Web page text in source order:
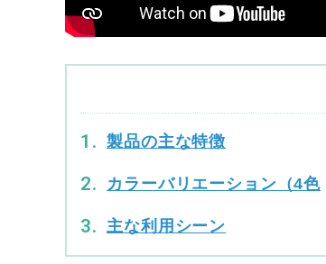
製品の主な特徴
カラーバリエーション（4色
主な利用シーン